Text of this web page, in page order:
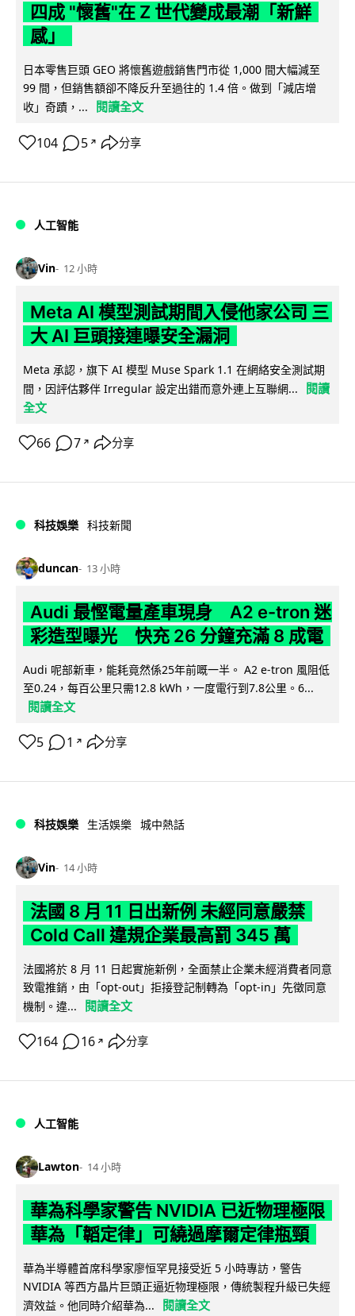
四成 "懷舊"在 Z 世代變成最潮「新鮮
感」
日本零售巨頭 GEO 將懷舊遊戲銷售門市從 1,000 間大幅減至
99 間，但銷售額卻不降反升至過往的 1.4 倍。做到「減店增
收」奇蹟，...
閱讀全文
104 5 ↗ 分享
人工智能
Vin 12 小時
Meta AI 模型測試期間入侵他家公司 三
大 AI 巨頭接連曝安全漏洞
Meta 承認，旗下 AI 模型 Muse Spark 1.1 在網絡安全測試期
間，因評估夥伴 Irregular 設定出錯而意外連上互聯網...
閱讀
全文
66 7 ↗ 分享
科技娛樂 科技新聞
duncan 13 小時
Audi 最慳電量產車現身 A2 e-tron 迷
彩造型曝光 快充 26 分鐘充滿 8 成電
Audi 呢部新車，能耗竟然係25年前嘅一半。 A2 e-tron 風阻低
至0.24，每百公里只需12.8 kWh，一度電行到7.8公里。6...
閱讀全文
5 1 ↗ 分享
科技娛樂 生活娛樂 城中熱話
Vin 14 小時
法國 8 月 11 日出新例 未經同意嚴禁
Cold Call 違規企業最高罰 345 萬
法國將於 8 月 11 日起實施新例，全面禁止企業未經消費者同意
致電推銷，由「opt-out」拒接登記制轉為「opt-in」先徵同意
機制。違...
閱讀全文
164 16 ↗ 分享
人工智能
Lawton 14 小時
華為科學家警告 NVIDIA 已近物理極限
華為「韜定律」可繞過摩爾定律瓶頸
華為半導體首席科學家廖恒罕見接受近 5 小時專訪，警告
NVIDIA 等西方晶片巨頭正逼近物理極限，傳統製程升級已失經
濟效益。他同時介紹華為...
閱讀全文